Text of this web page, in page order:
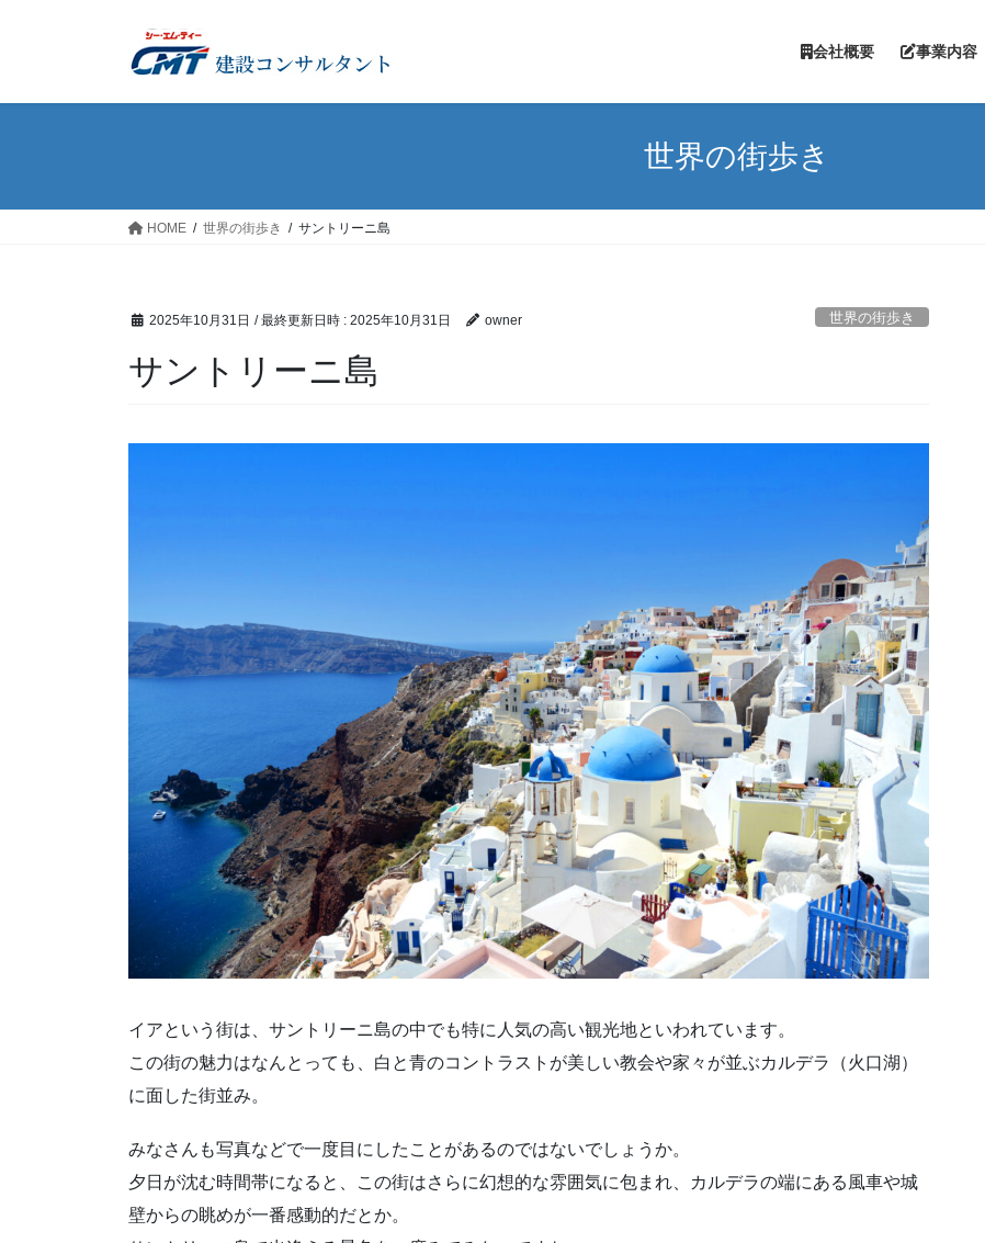
会社概要 事業内容
世界の街歩き
HOME 世界の街歩き サントリーニ島
2025年10月31日 / 最終更新日時 : 2025年10月31日 owner 世界の街歩き
サントリーニ島
イアという街は、サントリーニ島の中でも特に人気の高い観光地といわれています。
この街の魅力はなんとっても、白と青のコントラストが美しい教会や家々が並ぶカルデラ（火口湖）
に面した街並み。
みなさんも写真などで一度目にしたことがあるのではないでしょうか。
夕日が沈む時間帯になると、この街はさらに幻想的な雰囲気に包まれ、カルデラの端にある風車や城
壁からの眺めが一番感動的だとか。